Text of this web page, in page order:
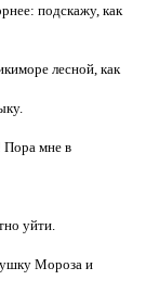
подскажу, как
лесной, как
Пора мне в
уйти.
Мороза и